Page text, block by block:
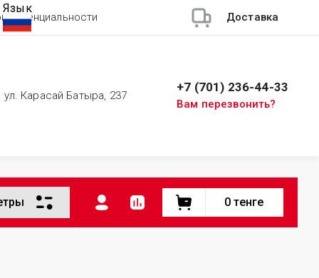
Доставка
ул. Карасай Батыра, 237
+7 (701) 236-44-33
Вам перезвонить?
0 тенге
Язык